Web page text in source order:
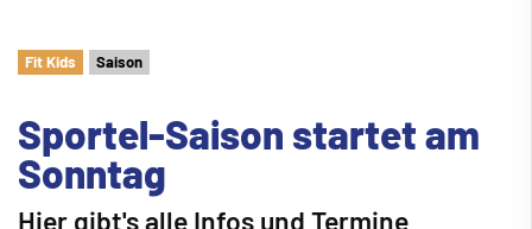
Fit Kids Saison
Sportel-Saison startet am
Sonntag
Hier gibt's alle Infos und Termine